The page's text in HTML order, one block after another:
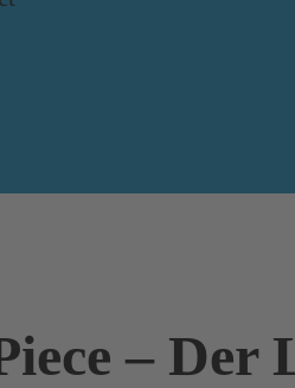
– Der